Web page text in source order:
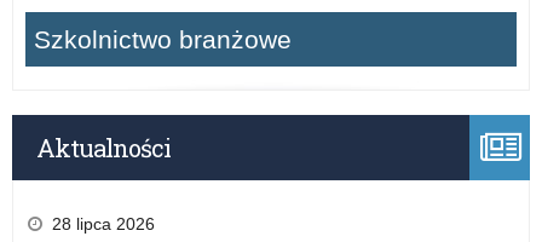
Szkolnictwo branżowe
Aktualności
28 lipca 2026